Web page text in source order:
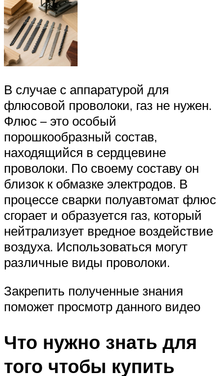
В случае с аппаратурой для
флюсовой проволоки, газ не нужен.
Флюс – это особый
порошкообразный состав,
находящийся в сердцевине
проволоки. По своему составу он
близок к обмазке электродов. В
процессе сварки полуавтомат флюс
сгорает и образуется газ, который
нейтрализует вредное воздействие
воздуха. Использоваться могут
различные виды проволоки.
Закрепить полученные знания
поможет просмотр данного видео
Что нужно знать для
того чтобы купить